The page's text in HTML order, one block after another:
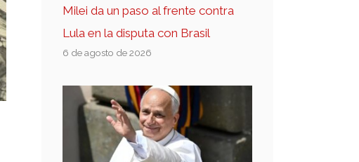
Milei da un paso al frente contra
Lula en la disputa con Brasil
6 de agosto de 2026